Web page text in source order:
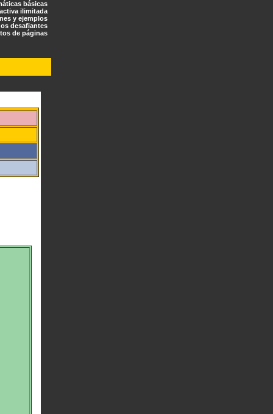
básicas
ilimitada
y ejemplos
desafiantes
de páginas